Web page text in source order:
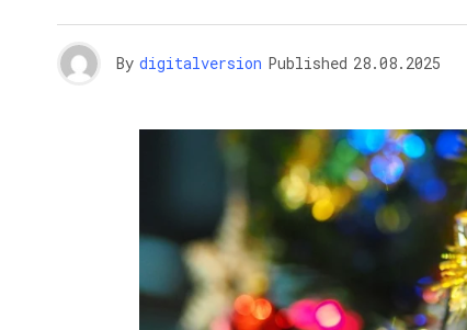
By digitalversion Published 28.08.2025